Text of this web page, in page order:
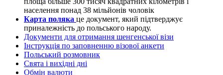
населення понад 38 мільйонів чоловік
Карта поляка це документ, який підтверджує
приналежність до польського народу.
Документи для отримання шенгенської візи
Інструкція по заповненню візової анкети
Польський розмовник
Свята і вихідні дні
Обмін валюти